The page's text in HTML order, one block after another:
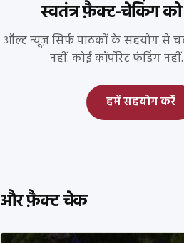
स्वतंत्र फ़ैक्ट-चेकिंग
ऑल्ट न्यूज़ सिर्फ पाठकों के सहयोग से
नहीं. कोई कॉर्पोरेट फंडिंग
हमें सहयोग करें
और फ़ैक्ट चेक